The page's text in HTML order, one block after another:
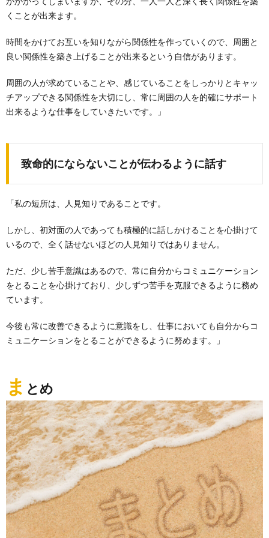
くことが出来ます。
時間をかけてお互いを知りながら関係性を作っていくので、周囲と
良い関係性を築き上げることが出来るという自信があります。
周囲の人が求めていることや、感じていることをしっかりとキャッ
チアップできる関係性を大切にし、常に周囲の人を的確にサポート
出来るような仕事をしていきたいです。」
致命的にならないことが伝わるように話す
「私の短所は、人見知りであることです。
しかし、初対面の人であっても積極的に話しかけることを心掛けて
いるので、全く話せないほどの人見知りではありません。
ただ、少し苦手意識はあるので、常に自分からコミュニケーション
をとることを心掛けており、少しずつ苦手を克服できるように務め
ています。
今後も常に改善できるように意識をし、仕事においても自分からコ
ミュニケーションをとることができるように努めます。」
ま とめ